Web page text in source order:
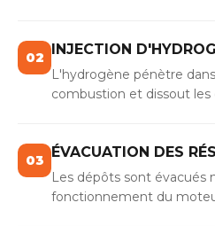
02 INJECTION
L'hydrogène pénètre
combustion et dissout les
03 ÉVACUATION DES
Les dépôts sont évacués
fonctionnement du